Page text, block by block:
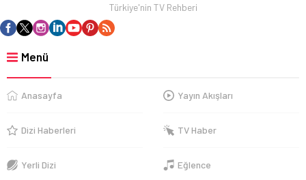
Türkiye'nin TV Rehberi
Menü
Anasayfa Yayın Akışları
Dizi Haberleri TV Haber
Yerli Dizi Eğlence